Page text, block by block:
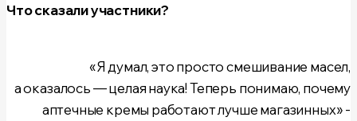
Что сказали участники?
«Я думал, это просто смешивание масел,
а оказалось — целая наука! Теперь понимаю, почему
аптечные кремы работают лучше магазинных» -